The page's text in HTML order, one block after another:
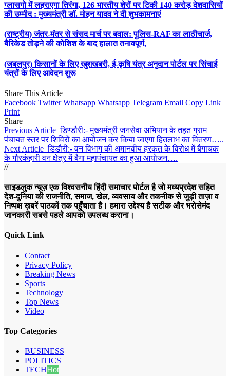
ग्लासगो में लहराएगा तिरंगा, 126 भारतीय शेरों पर टिकी 140 करोड़ देशवासियों
की उम्मीद : मुख्यमंत्री डॉ. मोहन यादव ने दी शुभकामनाएं
(राष्ट्रीय) जंतर-मंतर से संसद मार्च पर बवाल: पुलिस-RAF का लाठीचार्ज,
बैरिकेड तोड़ने की कोशिश के बाद हालात तनावपूर्ण,
(जबलपुर) किसानों के लिए खुशखबरी, ई-कृषि यंत्र अनुदान पोर्टल पर सिंचाई
यंत्रों के लिए आवेदन शुरू
Share This Article
Facebook Twitter Whatsapp Whatsapp Telegram Email Copy Link
Print
Share
Previous Article डिण्डौरी:- मुख्यमंत्री जनसेवा अभियान के तहत ग्राम
पंचायत स्तर पर शिविरों का आयोजन कर किया जाएगा हितलाभ का वितरण…..
Next Article डिंडौरी:- वन विभाग की अमानवीय हरकत के विरोध में बैगाचक
के गौरकंहारी वन क्षेत्र में बैगा महापंचायत का हुआ आयोजन….
//
साइडलुक न्यूज़ एक विश्वसनीय हिंदी समाचार पोर्टल है जो मध्यप्रदेश सहित
देश-दुनिया की राजनीति, समाज, खेल, व्यवसाय और तकनीक से जुड़ी ताज़ा व
निष्पक्ष ख़बरें पाठकों तक पहुँचाता है। हमारा उद्देश्य है सटीक और भरोसेमंद
जानकारी सबसे पहले आपको उपलब्ध कराना।
Quick Link
Contact
Privacy Policy
Breaking News
Sports
Technology
Top News
Video
Top Categories
BUSINESS
POLITICS
TECHHot